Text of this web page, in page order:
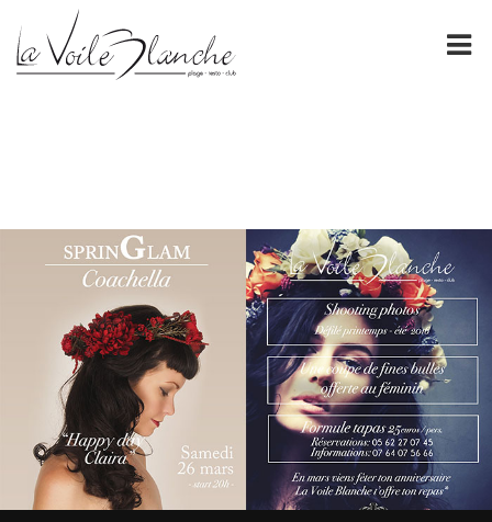
ÉVÈNEMENTS
ESPACE PRO
GALERIE
CONTACT